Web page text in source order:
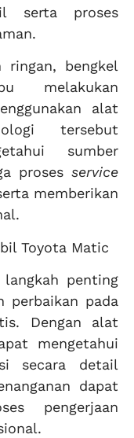
serta proses
ringan, bengkel
melakukan
alat
tersebut
sumber
proses service
memberikan
Toyota Matic
langkah penting
perbaikan pada
Dengan alat
mengetahui
secara detail
dapat
pengerjaan